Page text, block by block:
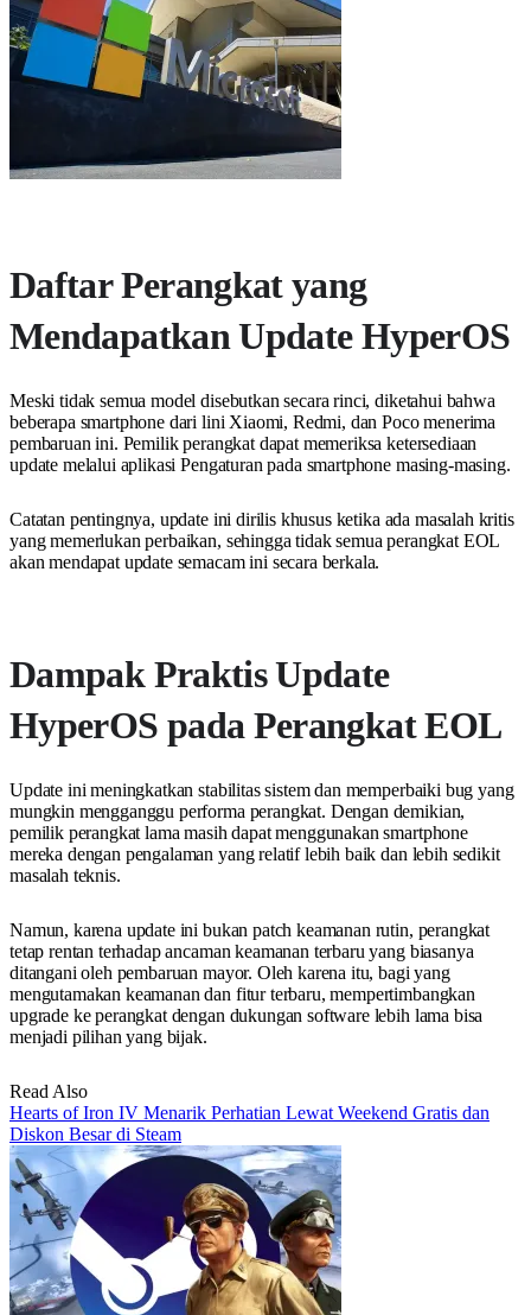
Daftar Perangkat yang
Mendapatkan Update HyperOS
Meski tidak semua model disebutkan secara rinci, diketahui bahwa
beberapa smartphone dari lini Xiaomi, Redmi, dan Poco menerima
pembaruan ini. Pemilik perangkat dapat memeriksa ketersediaan
update melalui aplikasi Pengaturan pada smartphone masing-masing.
Catatan pentingnya, update ini dirilis khusus ketika ada masalah kritis
yang memerlukan perbaikan, sehingga tidak semua perangkat EOL
akan mendapat update semacam ini secara berkala.
Dampak Praktis Update
HyperOS pada Perangkat EOL
Update ini meningkatkan stabilitas sistem dan memperbaiki bug yang
mungkin mengganggu performa perangkat. Dengan demikian,
pemilik perangkat lama masih dapat menggunakan smartphone
mereka dengan pengalaman yang relatif lebih baik dan lebih sedikit
masalah teknis.
Namun, karena update ini bukan patch keamanan rutin, perangkat
tetap rentan terhadap ancaman keamanan terbaru yang biasanya
ditangani oleh pembaruan mayor. Oleh karena itu, bagi yang
mengutamakan keamanan dan fitur terbaru, mempertimbangkan
upgrade ke perangkat dengan dukungan software lebih lama bisa
menjadi pilihan yang bijak.
Read Also
Hearts of Iron IV Menarik Perhatian Lewat Weekend Gratis dan
Diskon Besar di Steam